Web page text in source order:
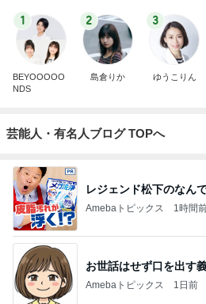
1
BEYOOOOO
NDS
2
島倉りか
3
ゆうこりん
芸能人・有名人ブログ TOPへ
レジェンド松下のなん
Amebaトピックス 1時間
お世話はせず口を出す
Amebaトピックス 1日前